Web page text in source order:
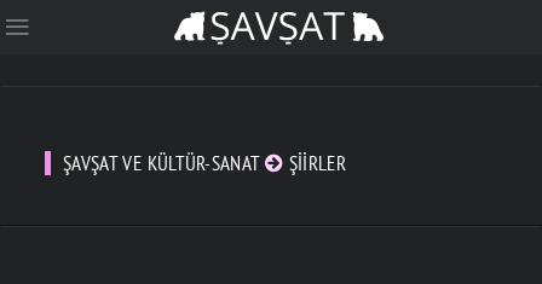
ŞAVŞAT VE KÜLTÜR-SANAT ŞIIRLER